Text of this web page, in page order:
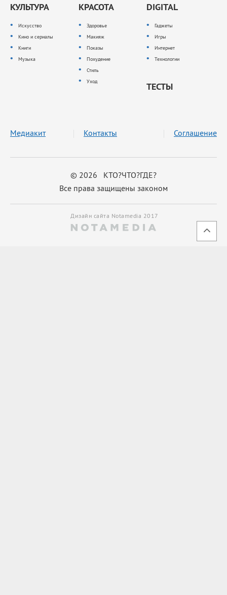
КУЛЬТУРА
Искусство
Кино и сериалы
Книги
Музыка
КРАСОТА
Здоровье
Макияж
Показы
Похудение
Стиль
Уход
DIGITAL
Гаджеты
Игры
Интернет
Технологии
ТЕСТЫ
© 2026 КТО?ЧТО?ГДЕ?
Все права защищены законом
Медиакит Контакты Соглашение
Дизайн сайта Notamedia 2017